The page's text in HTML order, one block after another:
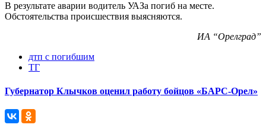
В результате аварии водитель УАЗа погиб на месте.
Обстоятельства происшествия выясняются.
ИА “Орелград”
дтп с погибшим
ТГ
Губернатор Клычков оценил работу бойцов «БАРС-Орел»